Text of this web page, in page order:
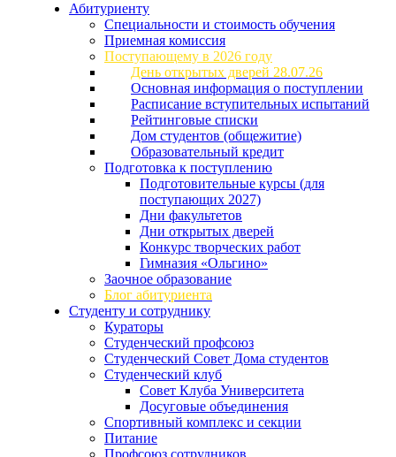
Абитуриенту
Специальности и стоимость обучения
Приемная комиссия
Поступающему в 2026 году
День открытых дверей 28.07.26
Основная информация о поступлении
Расписание вступительных испытаний
Рейтинговые списки
Дом студентов (общежитие)
Образовательный кредит
Подготовка к поступлению
Подготовительные курсы (для
поступающих 2027)
Дни факультетов
Дни открытых дверей
Конкурс творческих работ
Гимназия «Ольгино»
Заочное образование
Блог абитуриента
Студенту и сотруднику
Кураторы
Студенческий профсоюз
Студенческий Совет Дома студентов
Студенческий клуб
Совет Клуба Университета
Досуговые объединения
Спортивный комплекс и секции
Питание
Профсоюз сотрудников